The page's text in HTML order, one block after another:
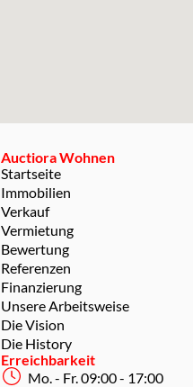
Auctiora Wohnen
Startseite
Immobilien
Verkauf
Vermietung
Bewertung
Referenzen
Finanzierung
Unsere Arbeitsweise
Die Vision
Die History
Erreichbarkeit
Mo. - Fr. 09:00 - 17:00